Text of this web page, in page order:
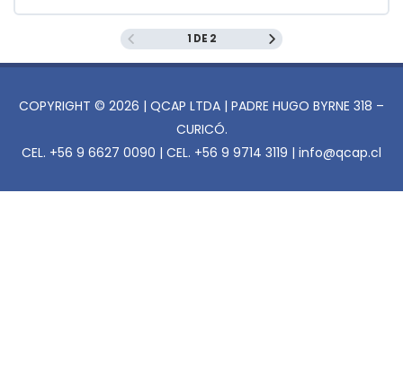
1 DE 2
COPYRIGHT © 2026 | QCAP LTDA | PADRE HUGO BYRNE 318 –
CURICÓ.
CEL. +56 9 6627 0090 | CEL. +56 9 9714 3119 | info@qcap.cl